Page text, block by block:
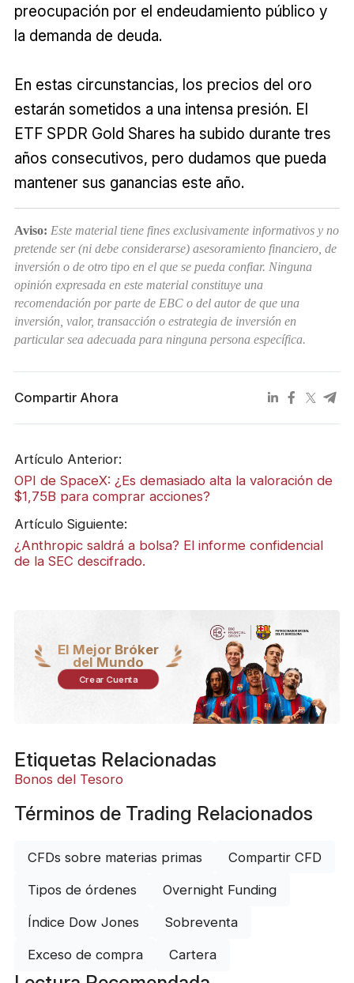
preocupación por el endeudamiento público y
la demanda de deuda.
En estas circunstancias, los precios del oro
estarán sometidos a una intensa presión. El
ETF SPDR Gold Shares ha subido durante tres
años consecutivos, pero dudamos que pueda
mantener sus ganancias este año.
Aviso: Este material tiene fines exclusivamente informativos y no
pretende ser (ni debe considerarse) asesoramiento financiero, de
inversión o de otro tipo en el que se pueda confiar. Ninguna
opinión expresada en este material constituye una
recomendación por parte de EBC o del autor de que una
inversión, valor, transacción o estrategia de inversión en
particular sea adecuada para ninguna persona específica.
Compartir Ahora
Artículo Anterior:
OPI de SpaceX: ¿Es demasiado alta la valoración de
$1,75B para comprar acciones?
Artículo Siguiente:
¿Anthropic saldrá a bolsa? El informe confidencial
de la SEC descifrado.
El Mejor Bróker
del Mundo
Crear Cuenta
Etiquetas Relacionadas
Bonos del Tesoro
Términos de Trading Relacionados
CFDs sobre materias primas Compartir CFD
Tipos de órdenes Overnight Funding
Índice Dow Jones Sobreventa
Exceso de compra Cartera